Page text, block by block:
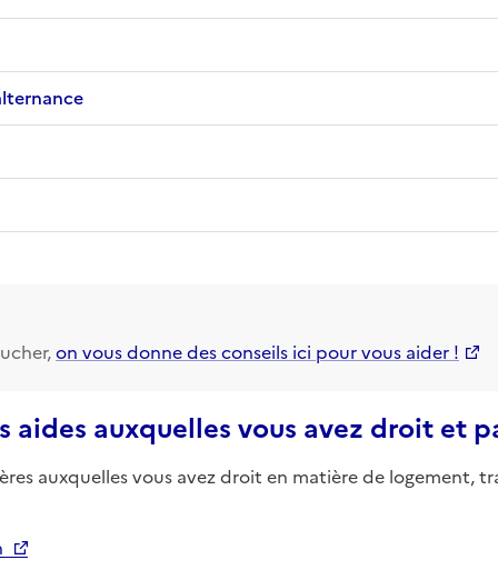
on vous donne des conseils ici pour vous aider !
aides auxquelles vous avez droit et
auxquelles vous avez droit en matière de logement,